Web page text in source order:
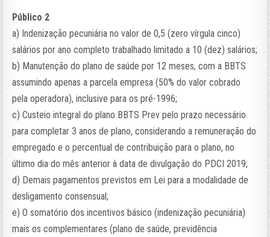
Público 2
a) Indenização pecuniária no valor de 0,5 (zero vírgula cinco)
salários por ano completo trabalhado limitado a 10 (dez) salários;
b) Manutenção do plano de saúde por 12 meses, com a BBTS
assumindo apenas a parcela empresa (50% do valor cobrado
pela operadora), inclusive para os pré-1996;
c) Custeio integral do plano BBTS Prev pelo prazo necessário
para completar 3 anos de plano, considerando a remuneração do
empregado e o percentual de contribuição para o plano, no
último dia do mês anterior à data de divulgação do PDCI 2019;
d) Demais pagamentos previstos em Lei para a modalidade de
desligamento consensual;
e) O somatório dos incentivos básico (indenização pecuniária)
mais os complementares (plano de saúde, previdência